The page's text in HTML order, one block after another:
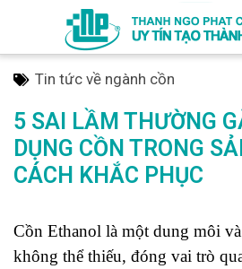
Tin tức về ngành cồn
5 SAI LẦM THƯỜNG
DỤNG CỒN TRONG
CÁCH KHẮC PHỤC
Cồn Ethanol là một dung môi
không thể thiếu, đóng vai trò